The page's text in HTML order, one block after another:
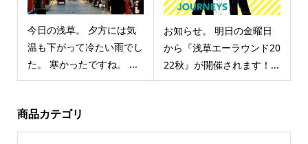
今日の浅草。 夕方には気
温も下がって冷たい雨でし
た。 寒かったですね。 ...
お知らせ。 明日の金曜日
から『浅草エーラウンド20
22秋』が開催されます！...
商品カテゴリ